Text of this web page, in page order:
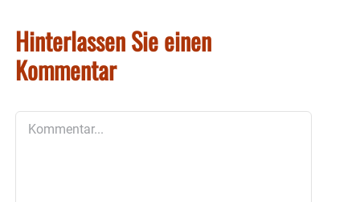
Hinterlassen Sie einen
Kommentar